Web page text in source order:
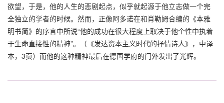
欲望，于是，他的人生的悲剧起点，似乎就起源于他立志做一个完
全独立的学者的时候。然而，正像阿多诺在和肖勒姆合编的《本雅
明书简》的序言中所说“他的成功在很大程度上取决于他个性中执着
于生命直接性的精神”。（《发达资本主义时代的抒情诗人》，中译
本，3页）而他的这种精神最后在德国学府的门外发出了光辉。